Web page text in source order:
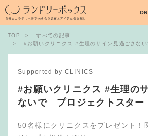
TOP
すべての記事
#お願いクリニクス #生理のサイン見過ごさな
Supported by CLINICS
#お願いクリニクス #生理の
ないで プロジェクトスター
50名様にクリニクスをプレゼント！